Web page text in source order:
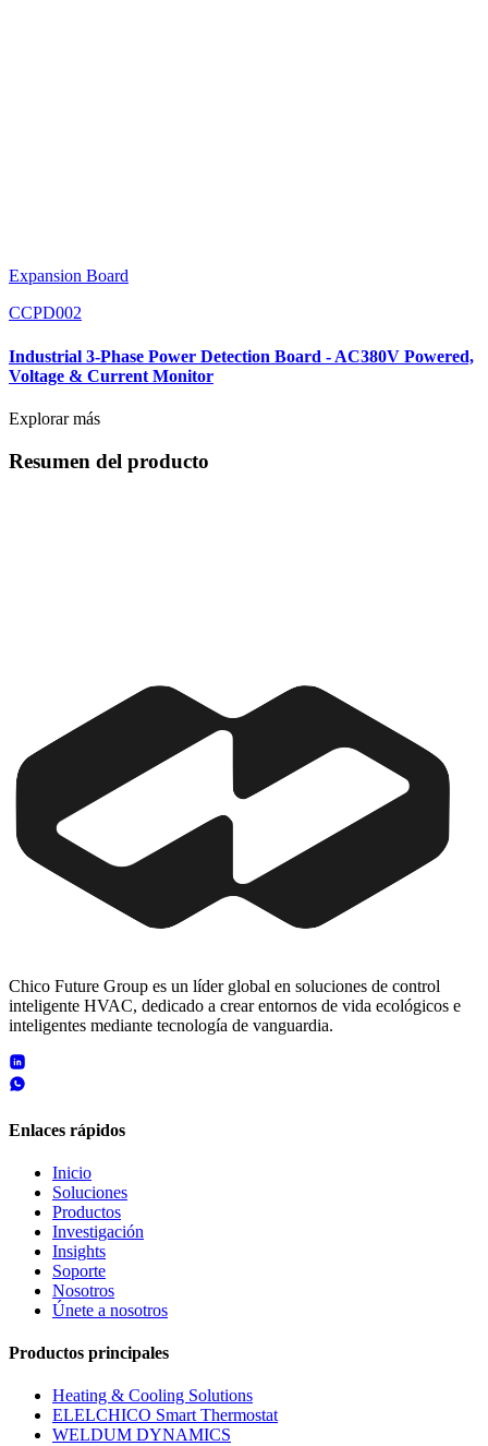
Expansion Board
CCPD002
Industrial 3-Phase Power Detection Board - AC380V Powered,
Voltage & Current Monitor
Explorar más
Resumen del producto
Chico Future Group es un líder global en soluciones de control
inteligente HVAC, dedicado a crear entornos de vida ecológicos e
inteligentes mediante tecnología de vanguardia.
Enlaces rápidos
Inicio
Soluciones
Productos
Investigación
Insights
Soporte
Nosotros
Únete a nosotros
Productos principales
Heating & Cooling Solutions
ELELCHICO Smart Thermostat
WELDUM DYNAMICS